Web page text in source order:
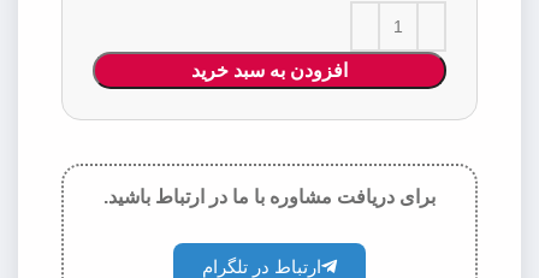
افزودن به سبد خرید
برای دریافت مشاوره با ما در ارتباط باشید.
ارتباط در تلگرام